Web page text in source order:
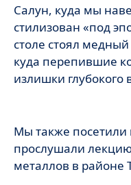
Салун, куда мы
стилизован «под
столе стоял
куда перепившие
излишки глубокого
Мы также посетили
прослушали
металлов в районе